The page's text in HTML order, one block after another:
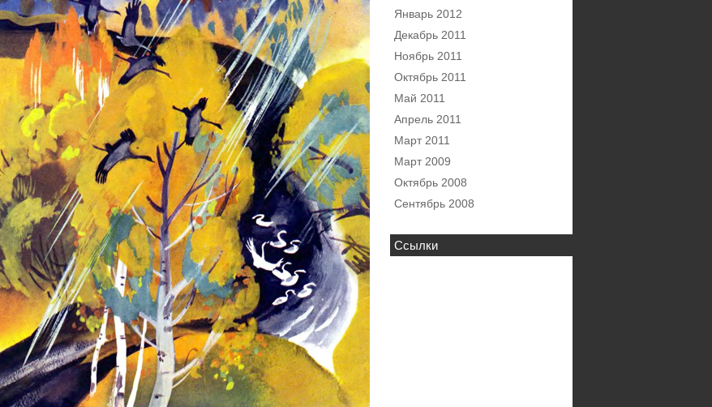
Январь 2012
Декабрь 2011
Ноябрь 2011
Октябрь 2011
Май 2011
Апрель 2011
Март 2011
Март 2009
Октябрь 2008
Сентябрь 2008
Ссылки